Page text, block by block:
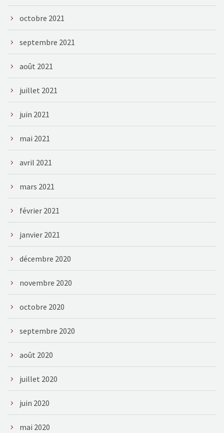
octobre 2021
septembre 2021
août 2021
juillet 2021
juin 2021
mai 2021
avril 2021
mars 2021
février 2021
janvier 2021
décembre 2020
novembre 2020
octobre 2020
septembre 2020
août 2020
juillet 2020
juin 2020
mai 2020